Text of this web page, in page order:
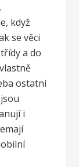
když
se věci
a do
ostatní
i